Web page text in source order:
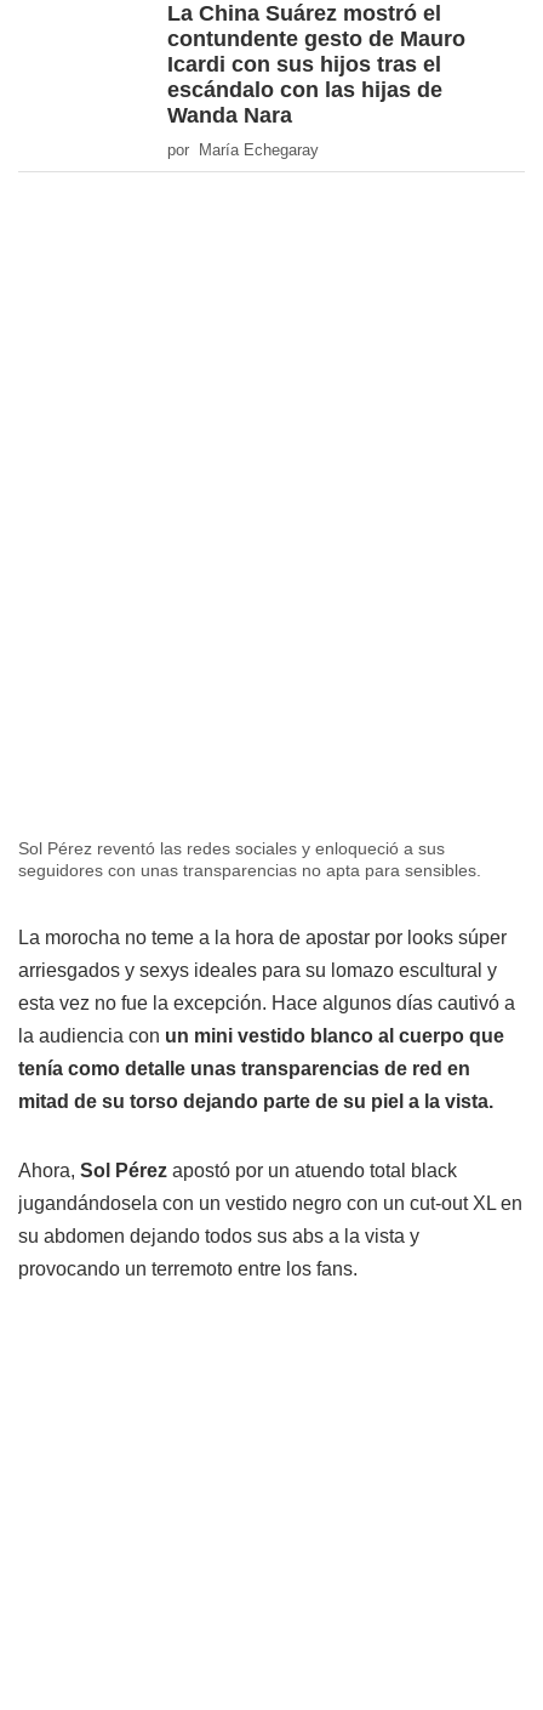
La China Suárez mostró el
contundente gesto de Mauro
Icardi con sus hijos tras el
escándalo con las hijas de
Wanda Nara
por María Echegaray
Sol Pérez reventó las redes sociales y enloqueció a sus
seguidores con unas transparencias no apta para sensibles.
La morocha no teme a la hora de apostar por looks súper
arriesgados y sexys ideales para su lomazo escultural y
esta vez no fue la excepción. Hace algunos días cautivó a
la audiencia con un mini vestido blanco al cuerpo que
tenía como detalle unas transparencias de red en
mitad de su torso dejando parte de su piel a la vista.
Ahora, Sol Pérez apostó por un atuendo total black
jugandándosela con un vestido negro con un cut-out XL en
su abdomen dejando todos sus abs a la vista y
provocando un terremoto entre los fans.